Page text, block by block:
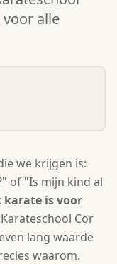
alle
we krijgen is:
of "Is mijn kind al
karate is voor
Cor
lang waarde
waarom.